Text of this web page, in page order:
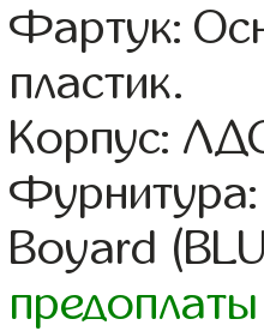
Фартук:
пластик.
Корпус:
Boyard
предоплаты